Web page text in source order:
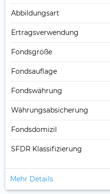
Abbildungs­art
Ertrags­verwendung
Fonds­größe
Fonds­auflage
Fonds­währung
Währungsabsicherung
Fondsdomizil
SFDR Klassifizierung
Mehr Details